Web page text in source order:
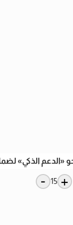
الذكي»
+
15
-